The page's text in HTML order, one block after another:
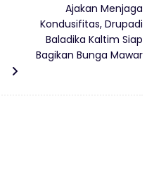
Ajakan Menjaga
Kondusifitas, Drupadi
Baladika Kaltim Siap
Bagikan Bunga Mawar